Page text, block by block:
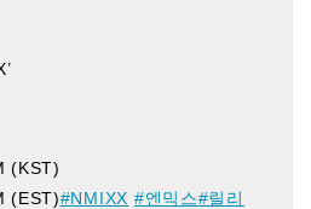
(KST)
(EST)#NMIXX #엔믹스#릴리